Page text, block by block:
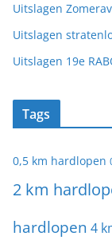
Uitslagen
Uitslagen
Uitslagen 19e
Tags
0,5 km hardlopen
2 km
hardlopen 4